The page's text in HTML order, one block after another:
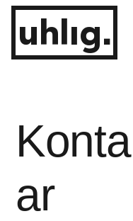
uhlig.
ar